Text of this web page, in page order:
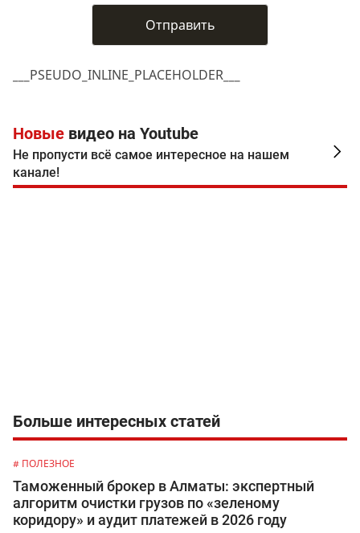
___PSEUDO_INLINE_PLACEHOLDER___
Новые видео на Youtube
Не пропусти всё самое интересное на нашем
канале!
Больше интересных статей
# ПОЛЕЗНОЕ
Таможенный брокер в Алматы: экспертный
алгоритм очистки грузов по «зеленому
коридору» и аудит платежей в 2026 году